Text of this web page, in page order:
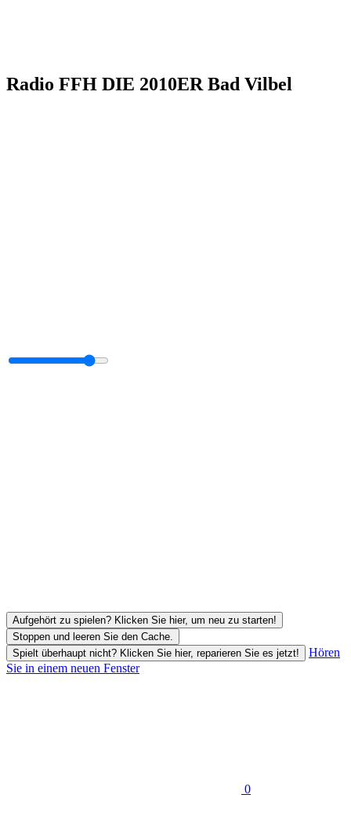
Radio FFH DIE 2010ER Bad Vilbel
Aufgehört zu spielen? Klicken Sie hier, um neu zu starten!
Stoppen und leeren Sie den Cache.
Spielt überhaupt nicht? Klicken Sie hier, reparieren Sie es jetzt!
Hören
Sie in einem neuen Fenster
0